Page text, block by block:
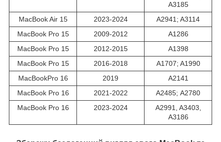
А3185
MacBook Air 15
2023-2024
A2941; A3114
MacBook Pro 15
2009-2012
A1286
MacBook Pro 15
2012-2015
A1398
MacBook Pro 15
2016-2018
A1707; A1990
MacBookPro 16
2019
A2141
MacBook Pro 16
2021-2022
A2485; А2780
MacBook Pro 16
2023-2024
A2991, A3403,
A3186